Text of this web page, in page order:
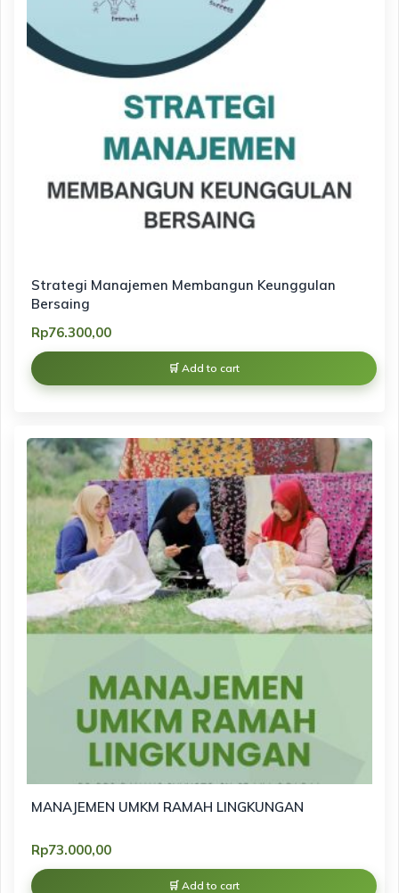
Strategi Manajemen Membangun Keunggulan
Bersaing
Rp76.300,00
Add to cart
MANAJEMEN UMKM RAMAH LINGKUNGAN
Rp73.000,00
Add to cart